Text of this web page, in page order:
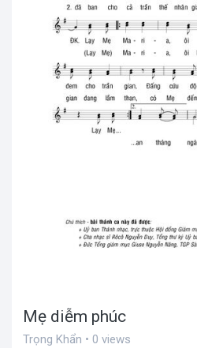
Mẹ diễm phúc
Trọng Khẩn • 0 views